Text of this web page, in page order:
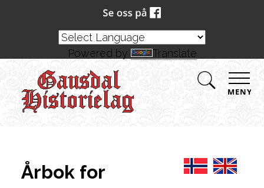
MENY
Årbok for
Powered by Translate